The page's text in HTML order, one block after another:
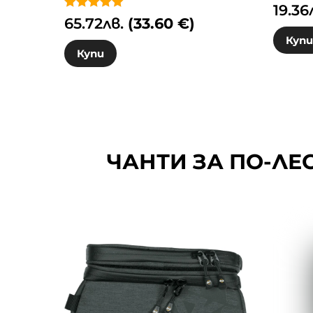
Оценено с
5.00
от 5
65.72лв. (33.60 €)
Купи
4.86
от 5
19.36
Купи
ЧАНТИ ЗА ПО-